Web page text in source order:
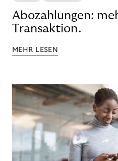
Abozahlungen:
Transaktion.
MEHR LESEN